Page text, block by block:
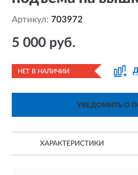
Артикул: 703972
5 000 руб.
НЕТ В НАЛИЧИИ
УВЕДОМИТЬ О
ХАРАКТЕРИСТИКИ